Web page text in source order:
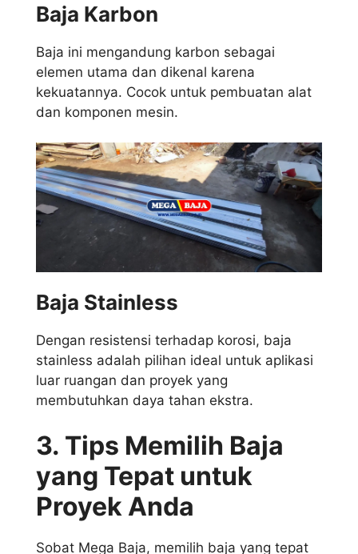
Baja Karbon
Baja ini mengandung karbon sebagai
elemen utama dan dikenal karena
kekuatannya. Cocok untuk pembuatan alat
dan komponen mesin.
Baja Stainless
Dengan resistensi terhadap korosi, baja
stainless adalah pilihan ideal untuk aplikasi
luar ruangan dan proyek yang
membutuhkan daya tahan ekstra.
3. Tips Memilih Baja
yang Tepat untuk
Proyek Anda
Sobat Mega Baja, memilih baja yang tepat